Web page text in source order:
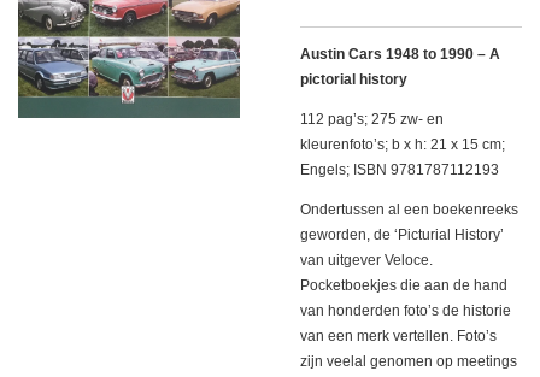
Austin Cars 1948 to 1990 – A
pictorial history
112 pag’s; 275 zw- en
kleurenfoto’s; b x h: 21 x 15 cm;
Engels; ISBN 9781787112193
Ondertussen al een boekenreeks
geworden, de ‘Picturial History’
van uitgever Veloce.
Pocketboekjes die aan de hand
van honderden foto’s de historie
van een merk vertellen. Foto’s
zijn veelal genomen op meetings